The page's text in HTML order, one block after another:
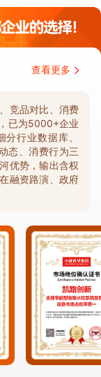
查看更多
竞品对比、消费
已为5000+企业
行业数据库、
态、消费行为三
优势，输出含权
融资路演、政府